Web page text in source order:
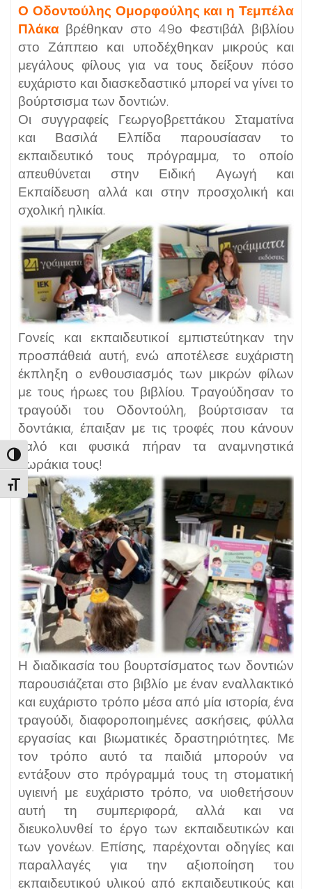
Εναλλαγή Υψηλής Αντίθεσης
Εναλλαγή Μεγέθους Γραμμάτων
Ο Οδοντούλης Ομορφούλης και η Τεμπέλα
Πλάκα βρέθηκαν στο 49ο Φεστιβάλ βιβλίου
στο Ζάππειο και υποδέχθηκαν μικρούς και
μεγάλους φίλους για να τους δείξουν πόσο
ευχάριστο και διασκεδαστικό μπορεί να γίνει το
βούρτσισμα των δοντιών.
Οι συγγραφείς Γεωργοβρεττάκου Σταματίνα
και Βασιλά Ελπίδα παρουσίασαν το
εκπαιδευτικό τους πρόγραμμα, το οποίο
απευθύνεται στην Ειδική Αγωγή και
Εκπαίδευση αλλά και στην προσχολική και
σχολική ηλικία.
Γονείς και εκπαιδευτικοί εμπιστεύτηκαν την
προσπάθειά αυτή, ενώ αποτέλεσε ευχάριστη
έκπληξη ο ενθουσιασμός των μικρών φίλων
με τους ήρωες του βιβλίου. Τραγούδησαν το
τραγούδι του Οδοντούλη, βούρτσισαν τα
δοντάκια, έπαιξαν με τις τροφές που κάνουν
καλό και φυσικά πήραν τα αναμνηστικά
δωράκια τους!
Η διαδικασία του βουρτσίσματος των δοντιών
παρουσιάζεται στο βιβλίο με έναν εναλλακτικό
και ευχάριστο τρόπο μέσα από μία ιστορία, ένα
τραγούδι, διαφοροποιημένες ασκήσεις, φύλλα
εργασίας και βιωματικές δραστηριότητες. Με
τον τρόπο αυτό τα παιδιά μπορούν να
εντάξουν στο πρόγραμμά τους τη στοματική
υγιεινή με ευχάριστο τρόπο, να υιοθετήσουν
αυτή τη συμπεριφορά, αλλά και να
διευκολυνθεί το έργο των εκπαιδευτικών και
των γονέων. Επίσης, παρέχονται οδηγίες και
παραλλαγές για την αξιοποίηση του
εκπαιδευτικού υλικού από εκπαιδευτικούς και